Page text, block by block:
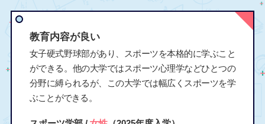
教育内容が良い
女子硬式野球部があり、スポーツを本格的に学ぶこと
ができる。他の大学ではスポーツ心理学などひとつの
分野に縛られるが、この大学では幅広くスポーツを学
ぶことができる。